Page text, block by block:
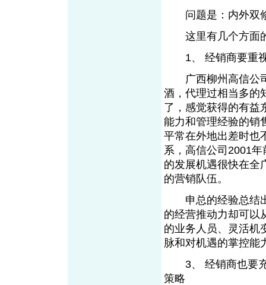
问题是：内外双修
这里有几个方面
1、 经销商要重视
广西柳州高信公司
酒，代理过相当多的
了，感觉获得的有益
能力和管理经验的销
平常在外地出差时也
系，高信公司2001年
的发展机遇很快在全
的营销队伍。
申总的经验总结出
的经营推动力却可以
的业务人员、灵活机
脉和对机遇的掌控能
3、 经销商也要充
策略